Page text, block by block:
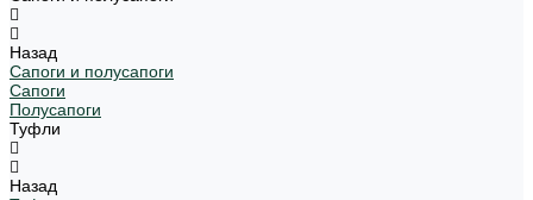
Назад
Сапоги и полусапоги
Сапоги
Полусапоги
Туфли
Назад